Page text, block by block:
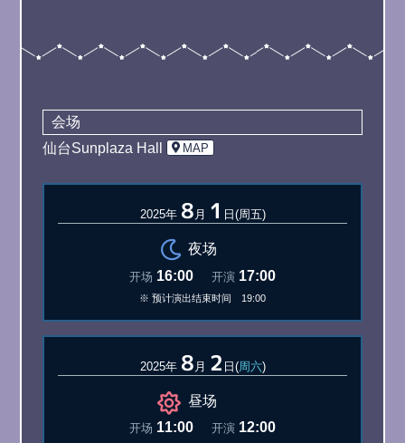
会场
仙台Sunplaza Hall
MAP
2025年 8 月 1 日(周五)
夜场
开场 16:00 开演 17:00
※ 预计演出结束时间 19:00
2025年 8 月 2 日(周六)
昼场
开场 11:00 开演 12:00